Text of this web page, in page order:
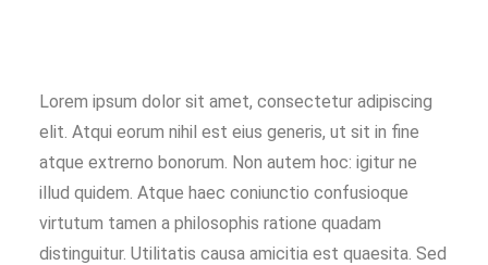
Lorem ipsum dolor sit amet, consectetur adipiscing
elit. Atqui eorum nihil est eius generis, ut sit in fine
atque extrerno bonorum. Non autem hoc: igitur ne
illud quidem. Atque haec coniunctio confusioque
virtutum tamen a philosophis ratione quadam
distinguitur. Utilitatis causa amicitia est quaesita. Sed